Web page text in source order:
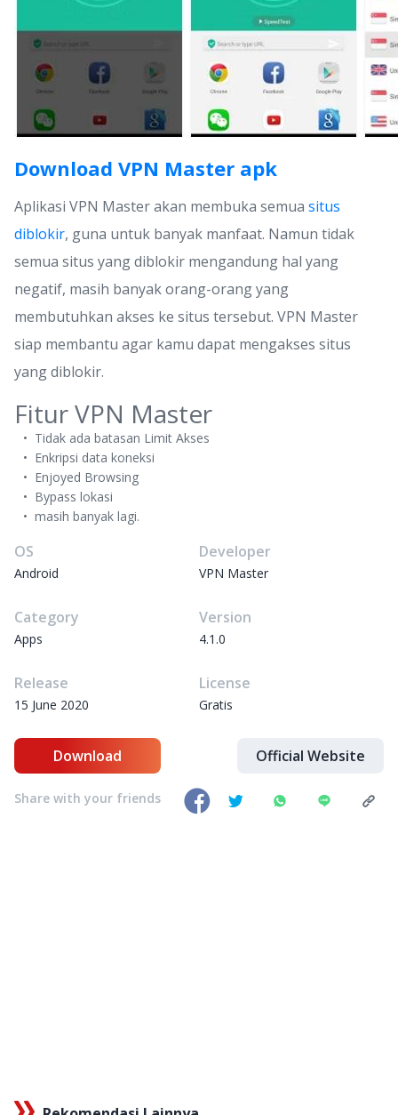
Download VPN Master apk
Aplikasi VPN Master akan membuka semua situs
diblokir, guna untuk banyak manfaat. Namun tidak
semua situs yang diblokir mengandung hal yang
negatif, masih banyak orang-orang yang
membutuhkan akses ke situs tersebut. VPN Master
siap membantu agar kamu dapat mengakses situs
yang diblokir.
Fitur VPN Master
Tidak ada batasan Limit Akses
Enkripsi data koneksi
Enjoyed Browsing
Bypass lokasi
masih banyak lagi.
OS
Android
Developer
VPN Master
Category
Apps
Version
4.1.0
Release
15 June 2020
License
Gratis
Download Official Website
Share with your friends